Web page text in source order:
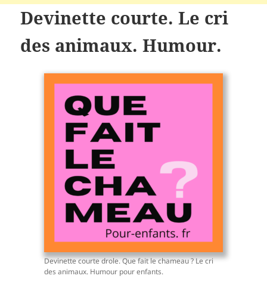
Devinette courte. Le cri
des animaux. Humour.
Devinette courte drole. Que fait le chameau ? Le cri
des animaux. Humour pour enfants.